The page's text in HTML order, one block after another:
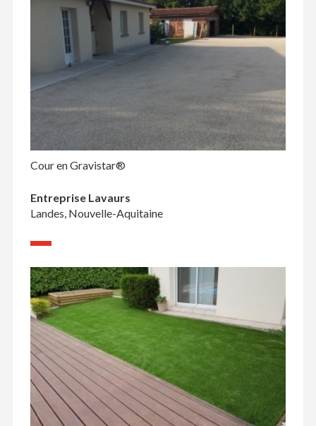
Cour en Gravistar®
Entreprise Lavaurs
Landes, Nouvelle-Aquitaine